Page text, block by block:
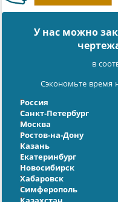
У нас можно
в
Сэкономьте время
Россия
Санкт-Петербург
Москва
Ростов-на-Дону
Казань
Екатеринбург
Новосибирск
Хабаровск
Симферополь